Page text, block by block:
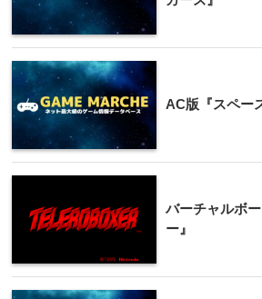
AC版『スペー
バーチャルボ
ー』